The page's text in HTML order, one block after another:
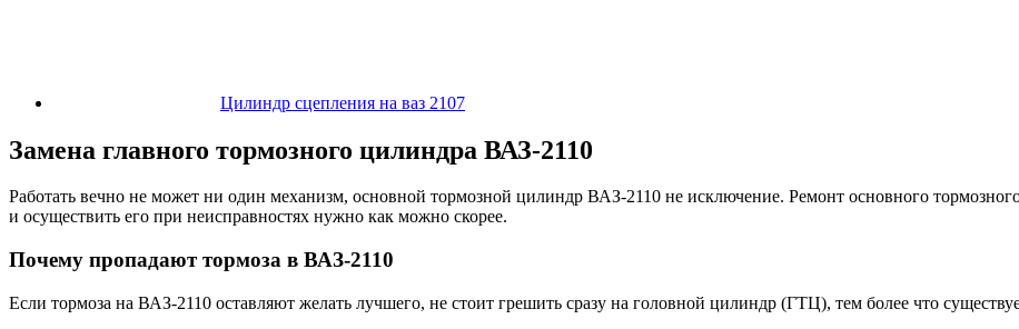
Цилиндр сцепления на ваз 2107
Замена главного тормозного цилиндра ВАЗ-2110
Работать вечно не может ни один механизм, основной тормозной цилиндр ВАЗ-2110 не исключение. Ремонт основного
и осуществить его при неисправностях нужно как можно скорее.
Почему пропадают тормоза в ВАЗ-2110
Если тормоза на ВАЗ-2110 оставляют желать лучшего, не стоит грешить сразу на головной цилиндр (ГТЦ), тем более что